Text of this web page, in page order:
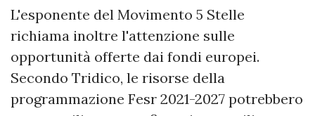
L'esponente del Movimento 5 Stelle
richiama inoltre l'attenzione sulle
opportunità offerte dai fondi europei.
Secondo Tridico, le risorse della
programmazione Fesr 2021-2027 potrebbero